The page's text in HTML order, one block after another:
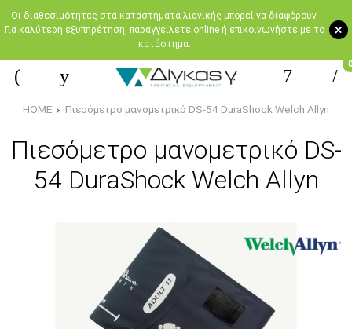
+
Oι διαθεσιμότητες στα καταστήματα λιανικής μπορεί να διαφέρουν.
Για καλύτερη εξυπηρέτηση, παραγγείλετε online ή επικοινωνήστε με το
κατάστημα.
0
HOME Πιεσόμετρο μανομετρικό DS-54 DuraShock Welch Allyn
Πιεσόμετρο μανομετρικό DS-
54 DuraShock Welch Allyn